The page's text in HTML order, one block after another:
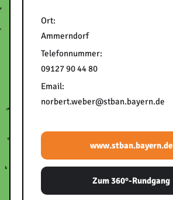
Ort:
Ammerndorf
Telefonnummer:
09127 90 44 80
Email:
norbert.weber@stban.bayern.de
www.stban.bayern.de
Zum 360°-Rundgang